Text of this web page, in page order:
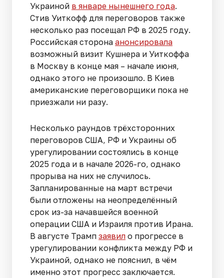
Украиной в январе нынешнего года.
Стив Уиткофф для переговоров также
несколько раз посещал РФ в 2025 году.
Российская сторона анонсировала
возможный визит Кушнера и Уиткоффа
в Москву в конце мая – начале июня,
однако этого не произошло. В Киев
американские переговорщики пока не
приезжали ни разу.
Несколько раундов трёхсторонних
переговоров США, РФ и Украины об
урегулировании состоялись в конце
2025 года и в начале 2026-го, однако
прорыва на них не случилось.
Запланированные на март встречи
были отложены на неопределённый
срок из-за начавшейся военной
операции США и Израиля против Ирана.
В августе Трамп заявил о прогрессе в
урегулировании конфликта между РФ и
Украиной, однако не пояснил, в чём
именно этот прогресс заключается.